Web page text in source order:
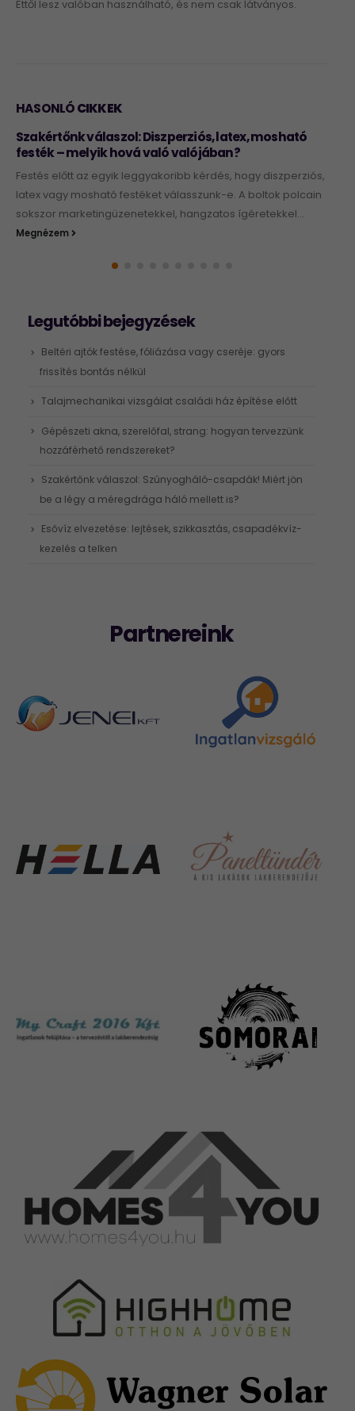
Ettől lesz valóban használható, és nem csak látványos.
HASONLÓCIKKEK
Szakértőnk válaszol: Diszperziós, latex, mosható
festék – melyik hová való valójában?
Festés előtt az egyik leggyakoribb kérdés, hogy diszperziós,
latex vagy mosható festéket válasszunk-e. A boltok polcain
sokszor marketingüzenetekkel, hangzatos ígéretekkel...
Megnézem
Legutóbbi bejegyzések
Beltéri ajtók festése, fóliázása vagy cseréje: gyors
frissítés bontás nélkül
Talajmechanikai vizsgálat családi ház építése előtt
Gépészeti akna, szerelőfal, strang: hogyan tervezzünk
hozzáférhető rendszereket?
Szakértőnk válaszol: Szúnyogháló-csapdák! Miért jön
be a légy a méregdrága háló mellett is?
Esővíz elvezetése: lejtések, szikkasztás, csapadékvíz-
kezelés a telken
Partnereink